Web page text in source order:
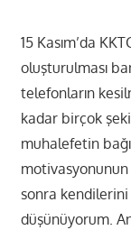
15 Kasım’da
oluşturulması
telefonların
kadar birçok
muhalefetin
motivasyonunun
sonra
düşünüyorum.